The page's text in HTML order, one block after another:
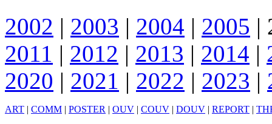
2002 | 2003 | 2004 | 2005 |
2011 | 2012 | 2013 | 2014 |
2020 | 2021 | 2022 | 2023 |
ART | COMM | POSTER | OUV | COUV | DOUV | REPORT |